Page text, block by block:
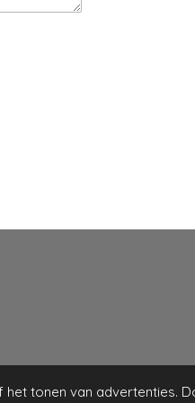
tonen van advertenties.